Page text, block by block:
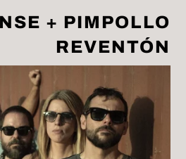
+ PIMPOLLO
REVENTÓN